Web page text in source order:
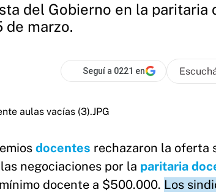
del Gobierno en la
de marzo.
Seguí a 0221 en
docentes rechazaron la oferta
negociaciones por la paritaria
docente a $500.000. Los